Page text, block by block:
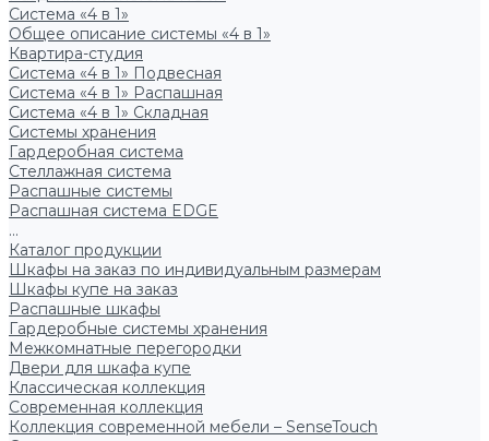
Система «4 в 1»
Общее описание системы «4 в 1»
Квартира-студия
Система «4 в 1» Подвесная
Система «4 в 1» Распашная
Система «4 в 1» Складная
Системы хранения
Гардеробная система
Стеллажная система
Распашные системы
Распашная система EDGE
...
Каталог продукции
Шкафы на заказ по индивидуальным размерам
Шкафы купе на заказ
Распашные шкафы
Гардеробные системы хранения
Межкомнатные перегородки
Двери для шкафа купе
Классическая коллекция
Современная коллекция
Коллекция современной мебели – SenseTouch